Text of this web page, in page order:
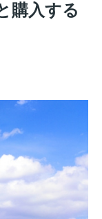
購入する